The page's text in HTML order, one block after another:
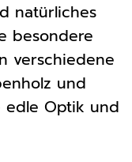
natürliches
besondere
verschiedene
und
edle Optik und